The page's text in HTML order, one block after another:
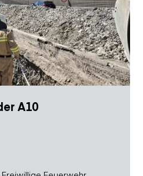
A10